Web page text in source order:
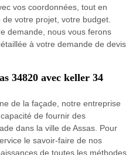
vos coordonnées, tout en
votre projet, votre budget.
demande, nous vous ferons
à votre demande de devis
34820 avec keller 34
de la façade, notre entreprise
de fournir des
dans la ville de Assas. Pour
le savoir-faire de nos
de toutes les méthodes